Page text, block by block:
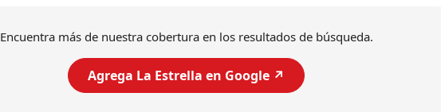
Encuentra más de nuestra cobertura en los resultados de búsqueda.
Agrega La Estrella en Google ↗️